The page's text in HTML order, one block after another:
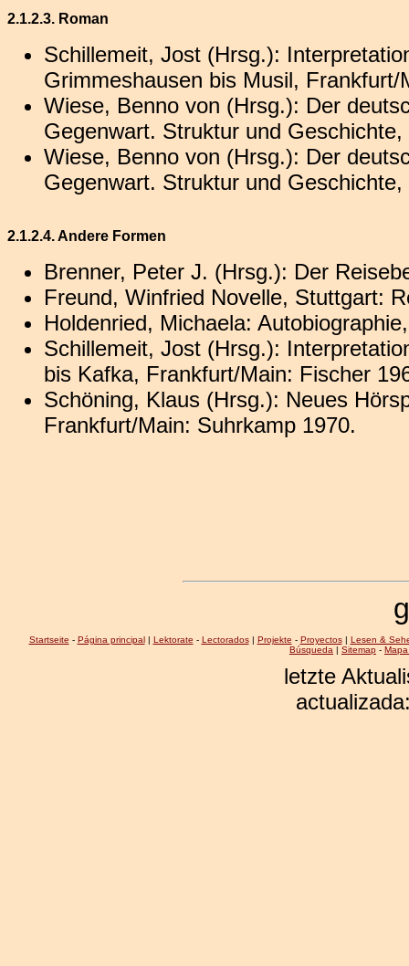
2.1.2.3. Roman
Schillemeit, Jost (Hrsg.):
Grimmeshausen bis Musil, Frankfurt/
Wiese, Benno von (Hrsg.): Der
Gegenwart. Struktur und
Wiese, Benno von (Hrsg.): Der
Gegenwart. Struktur und
2.1.2.4. Andere Formen
Brenner, Peter J. (Hrsg.): Der
Freund, Winfried Novelle, Stuttgart:
Holdenried, Michaela:
Schillemeit, Jost (Hrsg.):
bis Kafka, Frankfurt/Main: Fischer
Schöning, Klaus (Hrsg.): Neues
Frankfurt/Main: Suhrkamp 1970.
Startseite - Página principal| Lektorate - Lectorados| Projekte - Proyectos| Lesen &
Búsqueda | Sitemap -
letzte